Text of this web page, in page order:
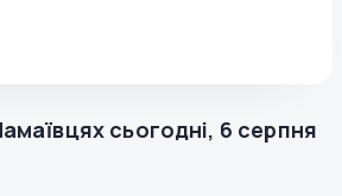
сьогодні, 6 серпня